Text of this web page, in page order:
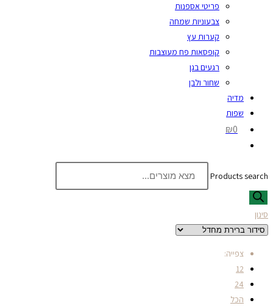
פריטי אספנות
צבעוניות שמחה
קערות עץ
קופסאות פח מעוצבות
רגעים בגן
שחור ולבן
מדיה
שפות
₪0
Products search
סינון
צפייה:
12
24
הכל